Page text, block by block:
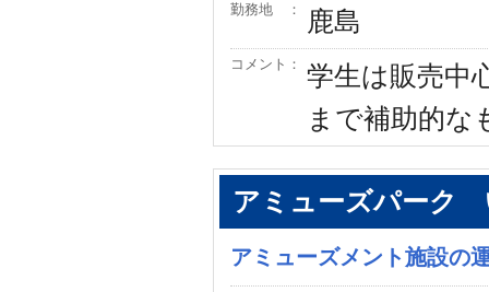
勤務地 ： 鹿島
コメント：
学生は販売中
まで補助的な
アミューズパーク
アミューズメント施設の